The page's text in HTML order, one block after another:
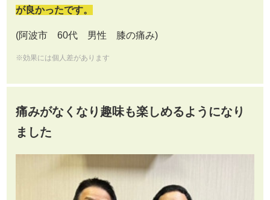
が良かったです。
(阿波市 60代 男性 膝の痛み)
※効果には個人差があります
痛みがなくなり趣味も楽しめるようになり
ました